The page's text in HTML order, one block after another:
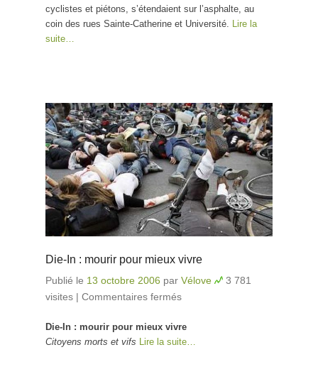
cyclistes et piétons, s’étendaient sur l’asphalte, au
coin des rues Sainte-Catherine et Université. Lire la
suite…
Die-In : mourir pour mieux vivre
Publié le 13 octobre 2006 par Vélove
3 781
visites | Commentaires fermés
Die-In : mourir pour mieux vivre
Citoyens morts et vifs Lire la suite…